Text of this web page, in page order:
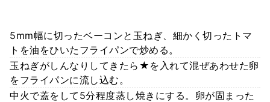
5mm幅に切ったベーコンと玉ねぎ、細かく切ったトマ
トを油をひいたフライパンで炒める。
玉ねぎがしんなりしてきたら★を入れて混ぜあわせた卵
をフライパンに流し込む。
中火で蓋をして5分程度蒸し焼きにする。卵が固まった